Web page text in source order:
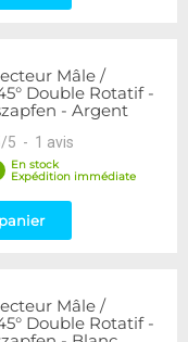
Mâle /
Double Rotatif -
- Argent
/5 - 1 avis
En stock
Expédition immédiate
Mâle /
Double Rotatif -